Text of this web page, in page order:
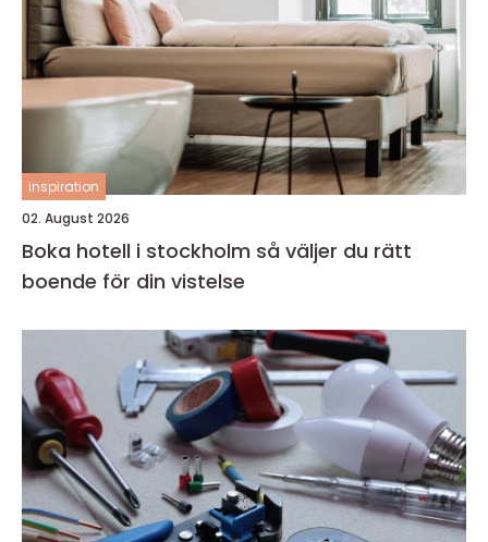
inspiration
02. August 2026
Boka hotell i stockholm så väljer du rätt
boende för din vistelse